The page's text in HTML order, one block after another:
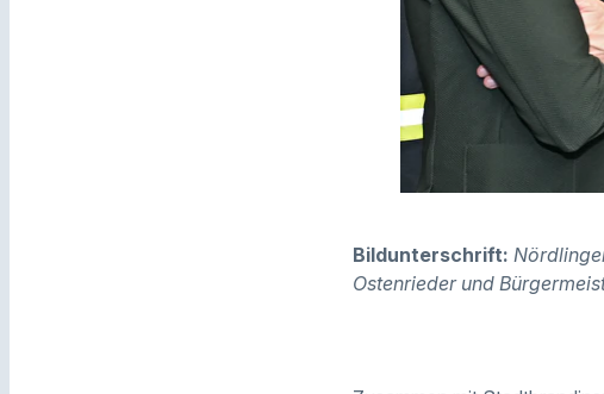
Bildunterschrift:
Ostenrieder und